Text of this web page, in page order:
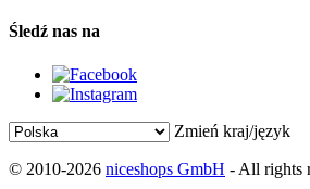
Śledź nas na
Zmień kraj/język
© 2010-2026 niceshops GmbH - All rights